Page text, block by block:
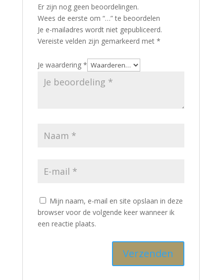
Er zijn nog geen beoordelingen.
Wees de eerste om “…” te beoordelen
Je e-mailadres wordt niet gepubliceerd.
Vereiste velden zijn gemarkeerd met *
Je waardering *
Mijn naam, e-mail en site opslaan in deze
browser voor de volgende keer wanneer ik
een reactie plaats.